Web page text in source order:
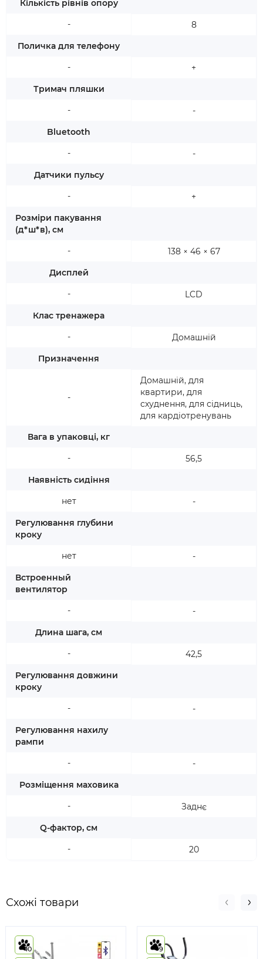
Кількість рівнів опору
-
Поличка для телефону
-
Тримач пляшки
-
Bluetooth
-
Датчики пульсу
-
Розміри пакування
(д*ш*в), см
-
Дисплей
-
Клас тренажера
-
Призначення
-
Вага в упаковці, кг
-
Наявність сидіння
нет
Регулювання глубини
кроку
нет
Встроенный
вентилятор
-
Длина шага, см
-
Регулювання довжини
кроку
-
Регулювання нахилу
рампи
-
Розміщення маховика
-
Q-фактор, см
-
8
+
-
-
+
138 × 46 × 67
LCD
Домашній
Домашній, для
квартири, для
схуднення, для сідниць,
для кардіотренувань
56,5
-
-
-
42,5
-
-
Заднє
20
Схожі товари
10 9